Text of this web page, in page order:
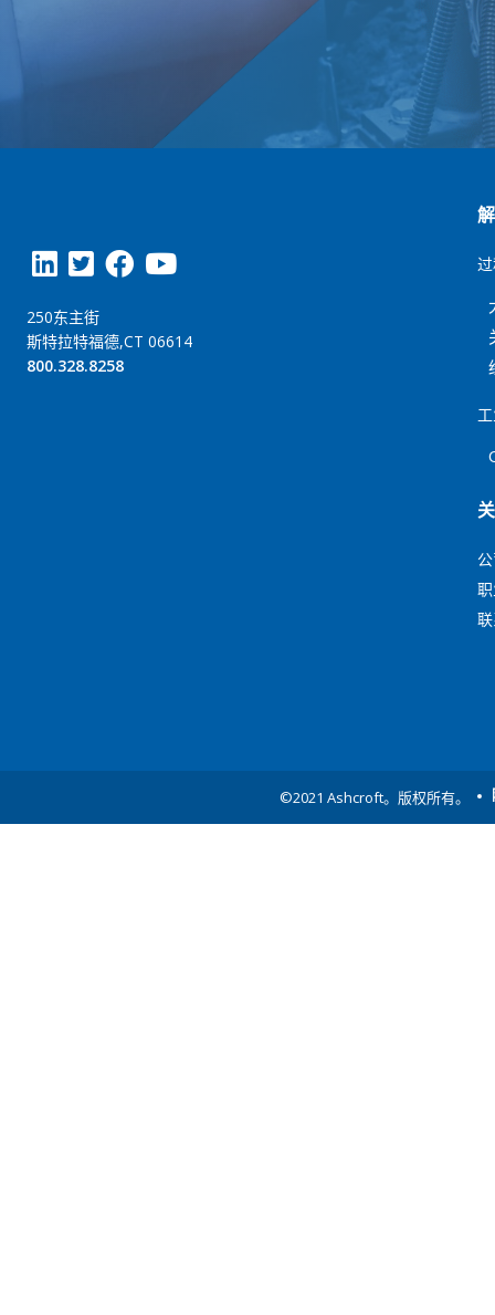
250东主街
斯特拉特福德,CT 06614
800.328.8258
©2021 Ashcroft。版权所有。